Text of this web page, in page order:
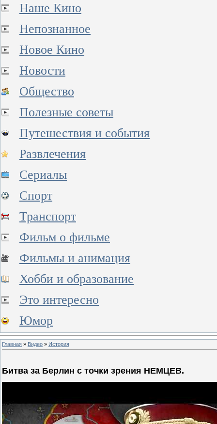
Наше Кино
Непознанное
Новое Кино
Новости
Общество
Полезные советы
Путешествия и события
Развлечения
Сериалы
Спорт
Транспорт
Фильм о фильме
Фильмы и анимация
Хобби и образование
Это интересно
Юмор
Главная » Видео » История
Битва за Берлин с точки зрения НЕМЦЕВ.